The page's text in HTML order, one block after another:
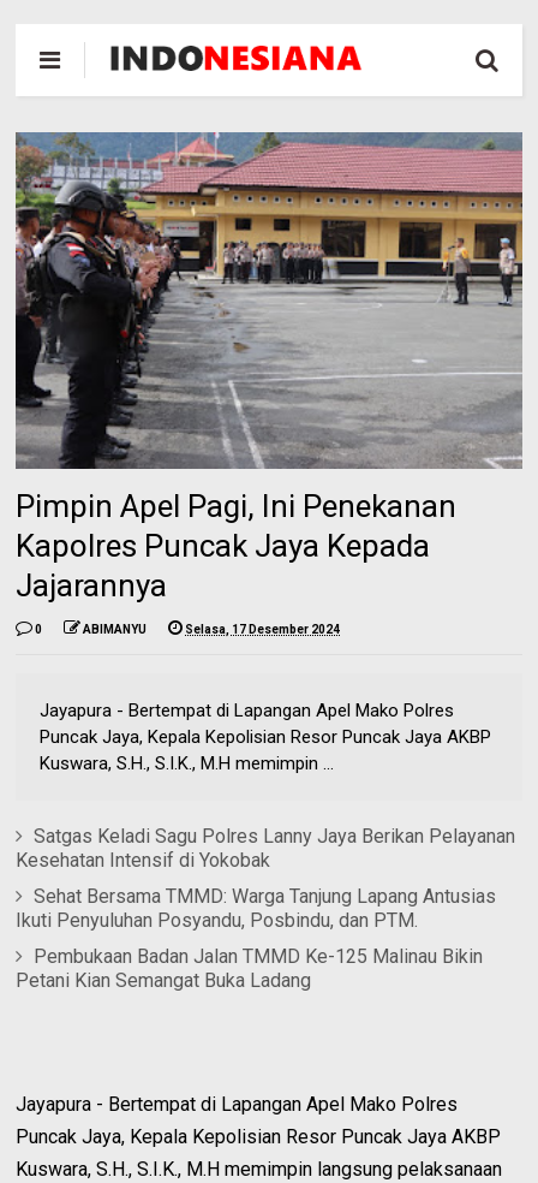
Pimpin Apel Pagi, Ini Penekanan
Kapolres Puncak Jaya Kepada
Jajarannya
0 ABIMANYU Selasa, 17 Desember 2024
Jayapura - Bertempat di Lapangan Apel Mako Polres
Puncak Jaya, Kepala Kepolisian Resor Puncak Jaya AKBP
Kuswara, S.H., S.I.K., M.H memimpin ...
Satgas Keladi Sagu Polres Lanny Jaya Berikan Pelayanan
Kesehatan Intensif di Yokobak
Sehat Bersama TMMD: Warga Tanjung Lapang Antusias
Ikuti Penyuluhan Posyandu, Posbindu, dan PTM.
Pembukaan Badan Jalan TMMD Ke-125 Malinau Bikin
Petani Kian Semangat Buka Ladang
Jayapura - Bertempat di Lapangan Apel Mako Polres
Puncak Jaya, Kepala Kepolisian Resor Puncak Jaya AKBP
Kuswara, S.H., S.I.K., M.H memimpin langsung pelaksanaan